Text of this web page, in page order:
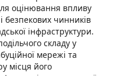
оцінювання впливу
безпекових чинників
інфраструктури.
складу у
мережі та
місця його